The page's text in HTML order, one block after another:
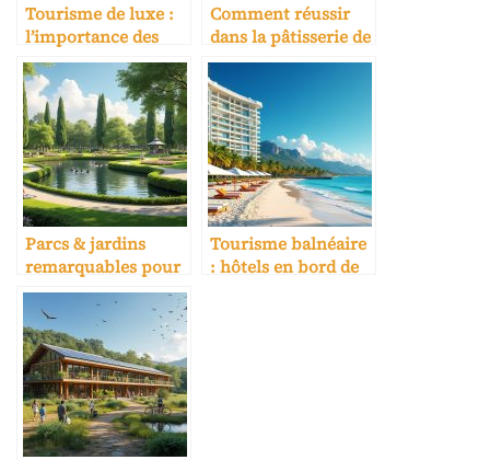
Tourisme de luxe :
l’importance des
services
personnalisés
Comment réussir
dans la pâtisserie de
luxe
Parcs & jardins
remarquables pour
activités clients
Tourisme balnéaire
: hôtels en bord de